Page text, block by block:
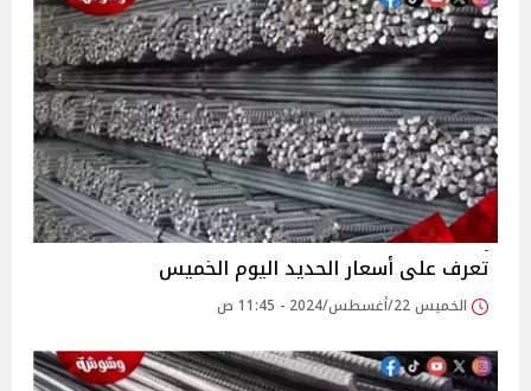
تعرف على أسعار الحديد اليوم الخميس
الخميس 22/أغسطس/2024 - 11:45 ص